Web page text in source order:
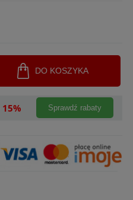
DO KOSZYKA
15% Sprawdź rabaty